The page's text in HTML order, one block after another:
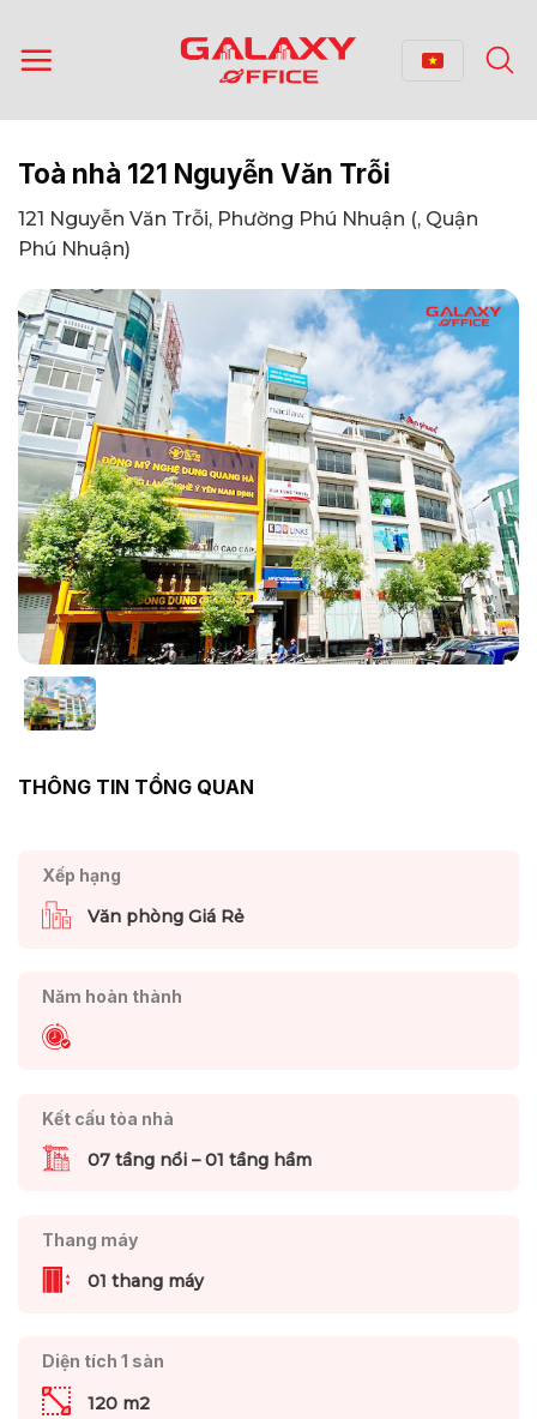
qua
nội
Toà nhà 121 Nguyễn Văn Trỗi
121 Nguyễn Văn Trỗi, Phường Phú Nhuận (, Quận
Phú Nhuận)
THÔNG TIN TỔNG QUAN
Xếp hạng
Văn phòng Giá Rẻ
Năm hoàn thành
Kết cấu tòa nhà
07 tầng nổi – 01 tầng hầm
Thang máy
01 thang máy
Diện tích 1 sàn
120 m2